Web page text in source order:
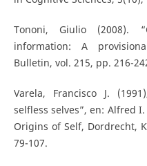
Tononi, Giulio (2008).
information: A
Bulletin, vol. 215, pp. 216-
Varela, Francisco J.
selfless selves”, en: Alfred
Origins of Self, Dordrecht,
79-107.